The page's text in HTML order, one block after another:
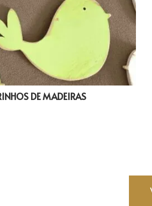
DE MADEIRAS